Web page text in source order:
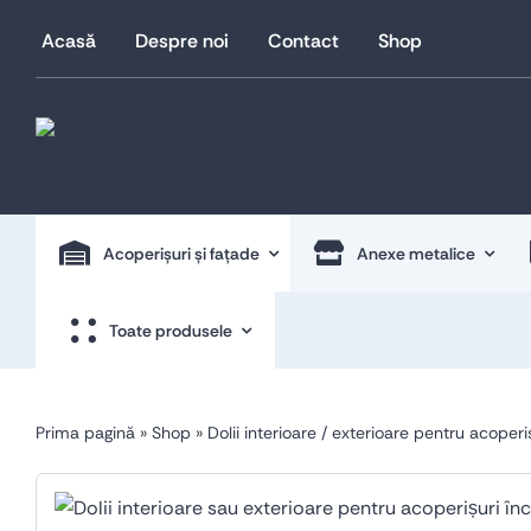
content
Acasă Despre noi Contact Shop
Acoperișuri și fațade Anexe metalice
Toate produsele
Acoperișuri și fațade
Anexe metalice
Prima pagină » Shop » Dolii interioare / exterioare pentru